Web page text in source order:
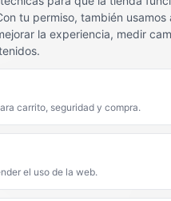
SOBRE 5 EN GOOGLE
tu permiso, también usamos
la experiencia, medir
carrito, seguridad y compra.
el uso de la web.